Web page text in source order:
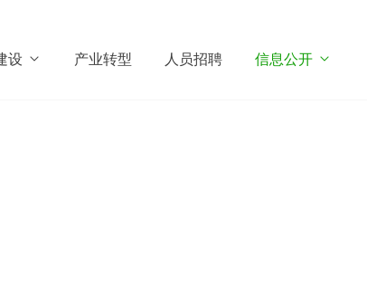
设 产业转型 人员招聘 信息公开